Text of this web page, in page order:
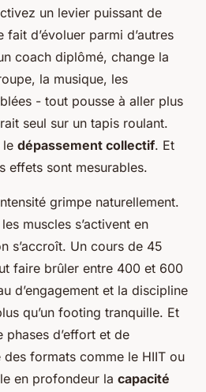
un levier puissant de
d’évoluer parmi d’autres
coach diplômé, change la
la musique, les
- tout pousse à aller plus
seul sur un tapis roulant.
le dépassement collectif. Et
effets sont mesurables.
grimpe naturellement.
muscles s’activent en
s’accroît. Un cours de 45
faire brûler entre 400 et 600
d’engagement et la discipline
qu’un footing tranquille. Et
phases d’effort et de
formats comme le HIIT ou
en profondeur la capacité